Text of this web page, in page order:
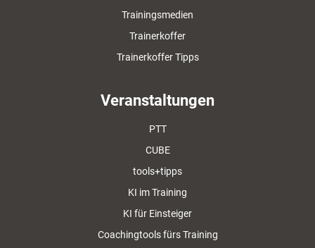
Trainingsmedien
Trainerkoffer
Trainerkoffer Tipps
Veranstaltungen
PTT
CUBE
tools+tipps
KI im Training
KI für Einsteiger
Coachingtools fürs Training